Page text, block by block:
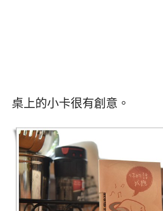
桌上的小卡很有創意。